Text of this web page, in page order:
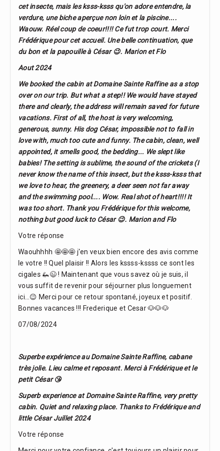
cet insecte, mais les ksss-ksss qu'on adore entendre, la
verdure, une biche aperçue non loin et la piscine....
Waouw. Réel coup de coeur!!!! Ce fut trop court. Merci
Frédérique pour cet accueil. Une belle continuation, que
du bon et la papouille à César 😉. Marion et Flo
Aout 2024
We booked the cabin at Domaine Sainte Raffine as a stop
over on our trip. But what a step!! We would have stayed
there and clearly, the address will remain saved for future
vacations. First of all, the host is very welcoming,
generous, sunny. His dog César, impossible not to fall in
love with, much too cute and funny. The cabin, clean, well
appointed, it smells good, the bedding... We slept like
babies! The setting is sublime, the sound of the crickets (I
never know the name of this insect, but the ksss-ksss that
we love to hear, the greenery, a deer seen not far away
and the swimming pool.... Wow. Real shot of heart!!!! It
was too short. Thank you Frédérique for this welcome,
nothing but good luck to César 😉. Marion and Flo
Votre réponse
Waouhhhh 🤩🤩🤩 j'en veux bien encore des avis comme
le votre !! Quel plaisir !! Alors les kssss-kssss ce sont les
cigales 🦗😉 ! Maintenant que vous savez où je suis, il
vous suffit de revenir pour séjourner plus longuement
ici…😉 Merci pour ce retour spontané, joyeux et positif.
Bonnes vacances !!! Frederique et Cesar 🐶🐶🐶
07/08/2024
Superbe expérience au Domaine Sainte Raffine, cabane
très jolie. Lieu calme et reposant. Merci à Frédérique et le
petit César 😘
Superb experience at Domaine Sainte Raffine, very pretty
cabin. Quiet and relaxing place. Thanks to Frédérique and
little César Juillet 2024
Votre réponse